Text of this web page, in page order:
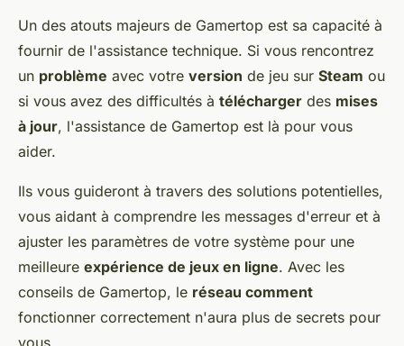
Un des atouts majeurs de Gamertop est sa capacité à
fournir de l'assistance technique. Si vous rencontrez
un problème avec votre version de jeu sur Steam ou
si vous avez des difficultés à télécharger des mises
à jour, l'assistance de Gamertop est là pour vous
aider.
Ils vous guideront à travers des solutions potentielles,
vous aidant à comprendre les messages d'erreur et à
ajuster les paramètres de votre système pour une
meilleure expérience de jeux en ligne. Avec les
conseils de Gamertop, le réseau comment
fonctionner correctement n'aura plus de secrets pour
vous.